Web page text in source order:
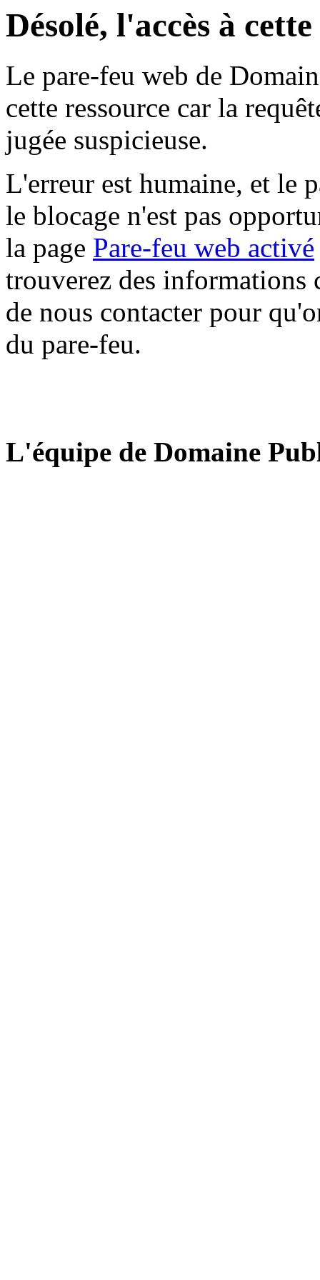
Désolé, l'accès à
Le pare-feu web de
cette ressource car la
jugée suspicieuse.
L'erreur est humaine, et le
le blocage n'est pas
la page Pare-feu web activé
trouverez des informations
de nous contacter pour
du pare-feu.
L'équipe de Domaine